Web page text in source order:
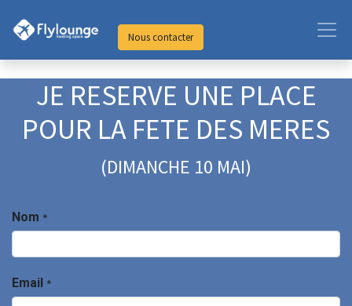
Nous contacter
JE RESERVE UNE PLACE
POUR LA FETE DES MERES
​(DIMANCHE 10 MAI)
Nom *
Email *